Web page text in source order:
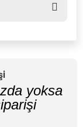
yoksa